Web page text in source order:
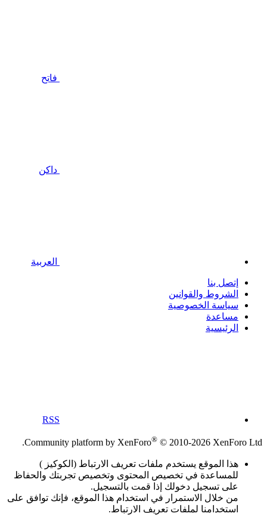
فاتح
داكن
العربية
إتصل بنا
الشروط والقوانين
سياسة الخصوصية
مساعدة
الرئيسية
RSS
Community platform by XenForo® © 2010-2026 XenForo Ltd.
هذا الموقع يستخدم ملفات تعريف الارتباط (الكوكيز )
للمساعدة في تخصيص المحتوى وتخصيص تجربتك والحفاظ
على تسجيل دخولك إذا قمت بالتسجيل.
من خلال الاستمرار في استخدام هذا الموقع، فإنك توافق على
استخدامنا لملفات تعريف الارتباط.